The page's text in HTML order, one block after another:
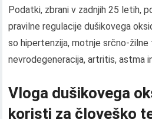
Podatki, zbrani v zadnjih 25 letih,
pravilne regulacije dušikovega
so hipertenzija, motnje srčno-žilne
nevrodegeneracija, artritis, astma
Vloga dušikovega
koristi za človeško